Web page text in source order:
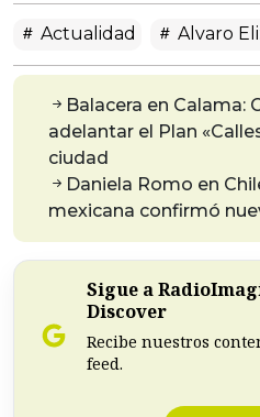
Actualidad Alvaro
Balacera en Calama:
adelantar el Plan
ciudad
Daniela Romo en
mexicana confirmó
Sigue a
Discover
Recibe nuestros
feed.